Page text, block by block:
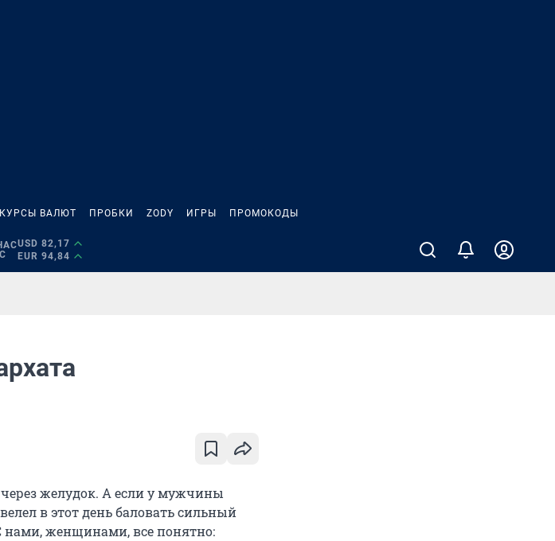
КУРСЫ ВАЛЮТ ПРОБКИ ZODY ИГРЫ ПРОМОКОДЫ
USD 82,17
EUR 94,84
желудок. А если у мужчины
в этот день баловать сильный
нами, женщинами, все понятно: